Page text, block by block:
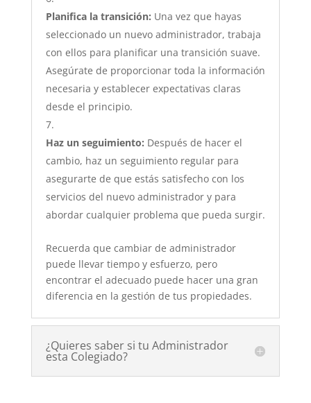
Planifica la transición: Una vez que hayas
seleccionado un nuevo administrador, trabaja
con ellos para planificar una transición suave.
Asegúrate de proporcionar toda la información
necesaria y establecer expectativas claras
desde el principio.
Haz un seguimiento: Después de hacer el
cambio, haz un seguimiento regular para
asegurarte de que estás satisfecho con los
servicios del nuevo administrador y para
abordar cualquier problema que pueda surgir.
Recuerda que cambiar de administrador
puede llevar tiempo y esfuerzo, pero
encontrar el adecuado puede hacer una gran
diferencia en la gestión de tus propiedades.
¿Quieres saber si tu Administrador
esta Colegiado?